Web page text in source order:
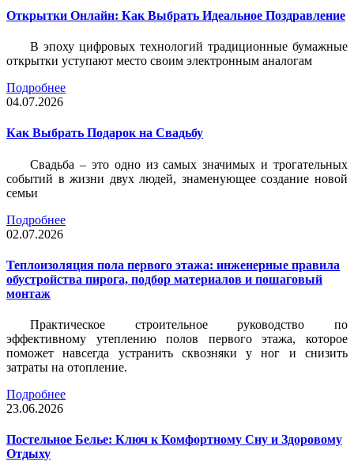
Открытки Онлайн: Как Выбрать Идеальное Поздравление
В эпоху цифровых технологий традиционные бумажные
открытки уступают место своим электронным аналогам
Подробнее
04.07.2026
Как Выбрать Подарок на Свадьбу
Свадьба – это одно из самых значимых и трогательных
событий в жизни двух людей, знаменующее создание новой
семьи
Подробнее
02.07.2026
Теплоизоляция пола первого этажа: инженерные правила
обустройства пирога, подбор материалов и пошаговый
монтаж
Практическое строительное руководство по
эффективному утеплению полов первого этажа, которое
поможет навсегда устранить сквозняки у ног и снизить
затраты на отопление.
Подробнее
23.06.2026
Постельное Белье: Ключ к Комфортному Сну и Здоровому
Отдыху